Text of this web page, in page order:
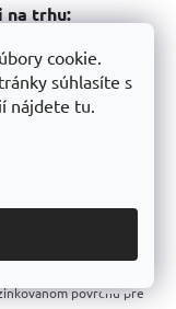
cookie.
súhlasíte s
nájdete tu.
na trhu:
🏆
látok
povrchu pre